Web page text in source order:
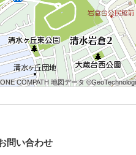
COMPATH 地図データ
COMPATH 地図データ
COMPATH 地図データ
COMPATH 地図データ
COMPATH 地図データ
COMPATH 地図データ
COMPATH 地図データ
COMPATH 地図データ
COMPATH 地図データ
問い合わせ